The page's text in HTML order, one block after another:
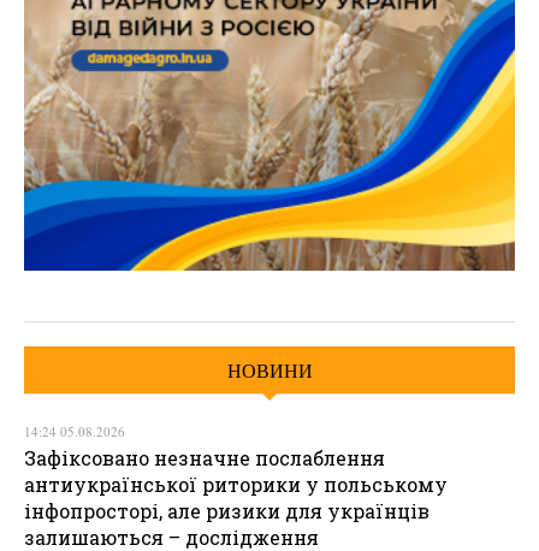
НОВИНИ
14:24 05.08.2026
Зафіксовано незначне послаблення
антиукраїнської риторики у польському
інфопросторі, але ризики для українців
залишаються – дослідження